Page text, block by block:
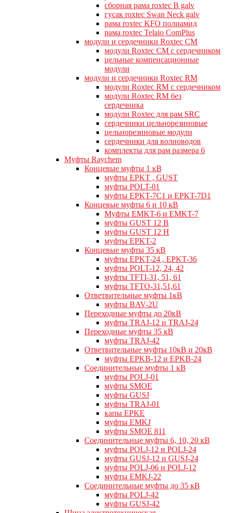
сборная рама roxtec B galv
гусак roxtec Swan Neck galv
рама roxtec KFO полиамид
рама roxtec Telaio ComPlus
модули и сердечники Roxtec CM
модули Roxtec CM с сердечником
цельные компенсационные
модули
модули и сердечники Roxtec RM
модули Roxtec RM с сердечником
модули Roxtec RM без
сердечника
модули Roxtec для рам SRC
сердечники цельнорезиновые
цельнорезиновые модули
сердечники для волноводов
комплекты для рам размера 6
Муфты Raychem
Концевые муфты 1 кВ
муфты EPKT , GUST
муфты POLT-01
муфты EPKT-7C1 и EPKT-7D1
Концевые муфты 6 и 10 кВ
Муфты EMKT-6 и EMKT-7
муфты GUST 12 В
муфты GUST 12 Н
муфты EPKT-2
Концевые муфты 35 кВ
муфты EPKT-24 , EPKT-36
муфты POLT-12, 24, 42
муфты TFTI-31, 51, 61
муфты TFTO-31,51,61
Ответвительные муфты 1кВ
муфты BAV-2U
Переходные муфты до 20кВ
муфты TRAJ-12 и TRAJ-24
Переходные муфты 35 кВ
муфты TRAJ-42
Ответвительные муфты 10кВ и 20кВ
муфты EPKB-12 и EPKB-24
Cоединительные муфты 1 кВ
муфты POLJ-01
муфты SMOE
муфты GUSJ
муфты TRAJ-01
капы EPKE
муфты EMKJ
муфты SMOE 811
Соединительные муфты 6, 10, 20 кВ
муфты POLJ-12 и POLJ-24
муфты GUSJ-12 и GUSJ-24
муфты POLJ-06 и POLJ-12
муфты EMKJ-22
Соединительные муфты до 35 кВ
муфты POLJ-42
муфты GUSJ-42